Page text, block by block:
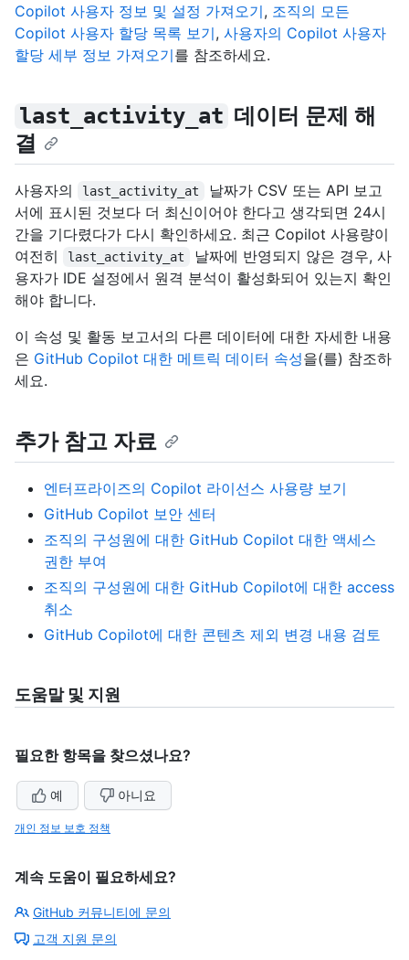
Copilot 사용자 정보 및 설정 가져오기, 조직의 모든
Copilot 사용자 할당 목록 보기, 사용자의 Copilot 사용자
할당 세부 정보 가져오기를 참조하세요.
last_activity_at 데이터 문제 해
결
사용자의 last_activity_at
날짜가 CSV 또는 API 보고
서에 표시된 것보다 더 최신이어야 한다고 생각되면 24시
간을 기다렸다가 다시 확인하세요. 최근 Copilot 사용량이
여전히
last_activity_at
날짜에 반영되지 않은 경우, 사
용자가 IDE 설정에서 원격 분석이 활성화되어 있는지 확인
해야 합니다.
이 속성 및 활동 보고서의 다른 데이터에 대한 자세한 내용
은 GitHub Copilot 대한 메트릭 데이터 속성을(를) 참조하
세요.
추가 참고 자료
엔터프라이즈의 Copilot 라이선스 사용량 보기
GitHub Copilot 보안 센터
조직의 구성원에 대한 GitHub Copilot 대한 액세스
권한 부여
조직의 구성원에 대한 GitHub Copilot에 대한 access
취소
GitHub Copilot에 대한 콘텐츠 제외 변경 내용 검토
도움말 및 지원
필요한 항목을 찾으셨나요?
예 아니요
개인 정보 보호 정책
계속 도움이 필요하세요?
GitHub 커뮤니티에 문의
고객 지원 문의